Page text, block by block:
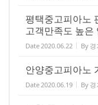
평택중고피아노
고객만족도 높은
Date 2020.06.22 By 경
안양중고피아노
Date 2020.06.19 By 경